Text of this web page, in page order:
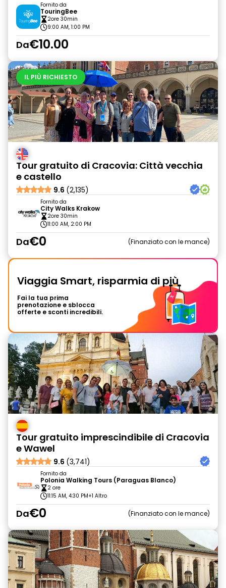
Fornito da
TouringBee
2ore 30min
9:00 AM, 1:00 PM
Da€10.00
IL PIÙ RICHIESTO
Tour gratuito di Cracovia: Città vecchia
e castello
9.6 (2,135)
Fornito da
City Walks Krakow
2ore 30min
11:00 AM, 2:00 PM
Da€0 Finanziato con le mance
Viaggia Smart, risparmia di più
Fai la tua prima
prenotazione e sblocca
offerte e sconti incredibili.
Tour gratuito imprescindibile di Cracovia
e Wawel
9.6 (3,741)
Fornito da
Polonia Walking Tours (Paraguas Blanco)
2 ore
11:15 AM, 4:30 PM+1 Altro
Da€0 Finanziato con le mance